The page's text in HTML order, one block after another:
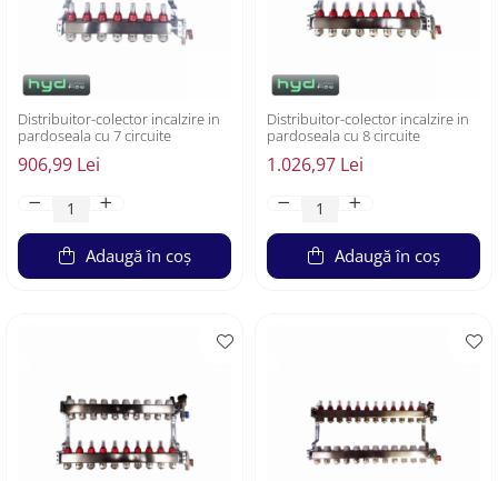
Distribuitor-colector incalzire in
pardoseala cu 7 circuite
906,99 Lei
Adaugă în coș
Distribuitor-colector incalzire in
pardoseala cu 8 circuite
1.026,97 Lei
Adaugă în coș